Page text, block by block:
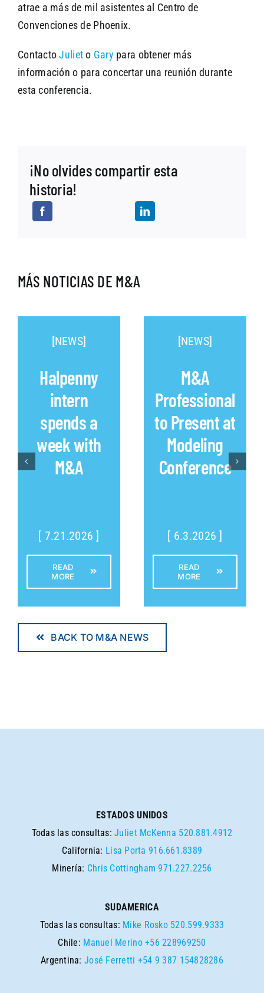
atrae a más de mil asistentes al Centro de
Convenciones de Phoenix.
ContactoJulieto Gary para obtener más
información o para concertar una reunión durante
esta conferencia.
¡No olvides compartir esta
historia!
MÁS NOTICIAS DE M&A
[NEWS]
Halpenny
intern
spends a
week with
M&A
[ 7.21.2026 ]
READ
MORE
[NEWS]
M&A
Professional
to Present at
Modeling
Conference
[ 6.3.2026 ]
READ
MORE
BACK TO M&A NEWS
ESTADOS UNIDOS
Todas las consultas:Juliet McKenna 520.881.4912
California: Lisa Porta 916.661.8389
Minería: Chris Cottingham 971.227.2256
SUDAMERICA
Todas las consultas: Mike Rosko 520.599.9333
Chile: Manuel Merino +56 228969250
Argentina:José Ferretti +54 9 387 154828286